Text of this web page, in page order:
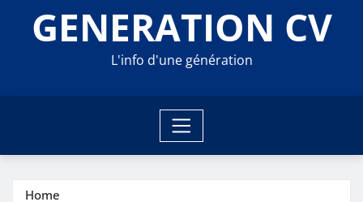
GENERATION CV
L'info d'une génération
Home